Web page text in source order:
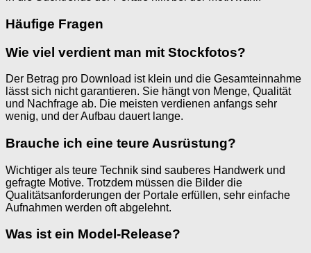
Häufige Fragen
Wie viel verdient man mit Stockfotos?
Der Betrag pro Download ist klein und die Gesamteinnahme
lässt sich nicht garantieren. Sie hängt von Menge, Qualität
und Nachfrage ab. Die meisten verdienen anfangs sehr
wenig, und der Aufbau dauert lange.
Brauche ich eine teure Ausrüstung?
Wichtiger als teure Technik sind sauberes Handwerk und
gefragte Motive. Trotzdem müssen die Bilder die
Qualitätsanforderungen der Portale erfüllen, sehr einfache
Aufnahmen werden oft abgelehnt.
Was ist ein Model-Release?